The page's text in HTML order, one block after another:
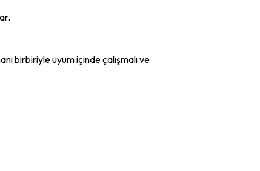
birbiriyle uyum içinde çalışmalı ve